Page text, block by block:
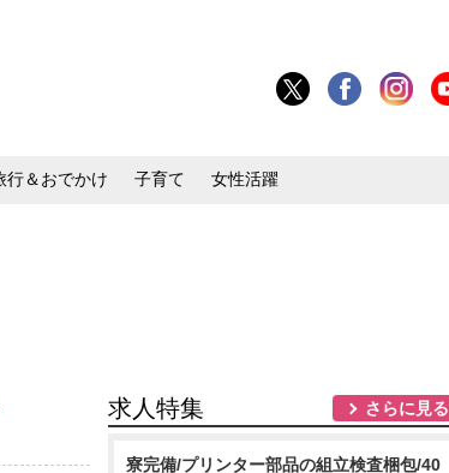
行＆おでかけ 子育て 女性活躍
求人特集 さらに見る
寮完備/プリンター部品の組立検査梱包/40